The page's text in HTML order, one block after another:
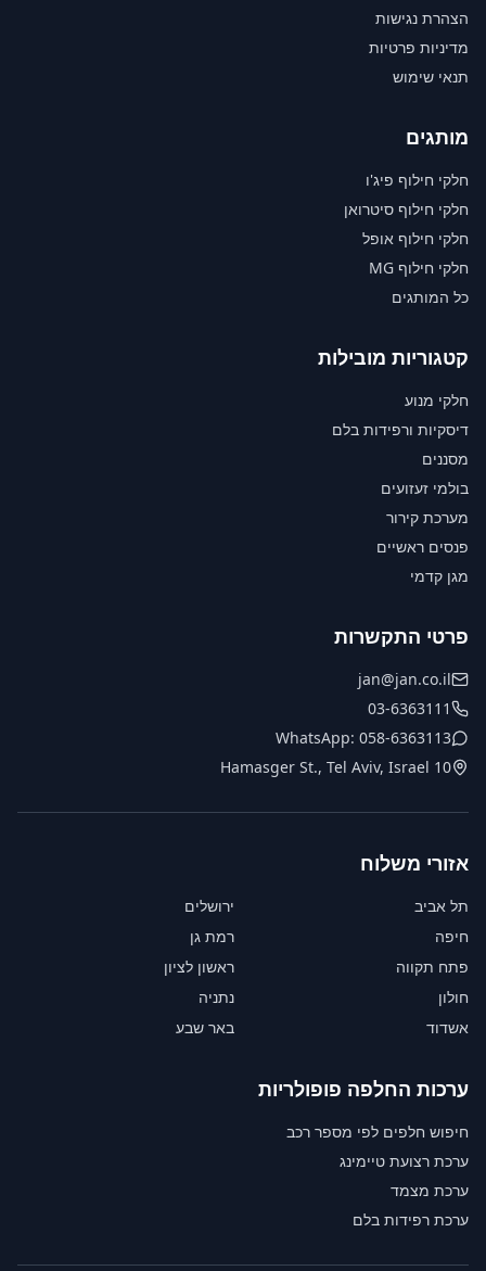
הצהרת נגישות
מדיניות פרטיות
תנאי שימוש
מותגים
חלקי חילוף פיג'ו
חלקי חילוף סיטרואן
חלקי חילוף אופל
חלקי חילוף MG
כל המותגים
קטגוריות מובילות
חלקי מנוע
דיסקיות ורפידות בלם
מסננים
בולמי זעזועים
מערכת קירור
פנסים ראשיים
מגן קדמי
פרטי התקשרות
jan@jan.co.il
03-6363111
WhatsApp: 058-6363113
10 Hamasger St., Tel Aviv, Israel
אזורי משלוח
תל אביב
ירושלים
חיפה
רמת גן
פתח תקווה
ראשון לציון
חולון
נתניה
אשדוד
באר שבע
ערכות החלפה פופולריות
חיפוש חלפים לפי מספר רכב
ערכת רצועת טיימינג
ערכת מצמד
ערכת רפידות בלם